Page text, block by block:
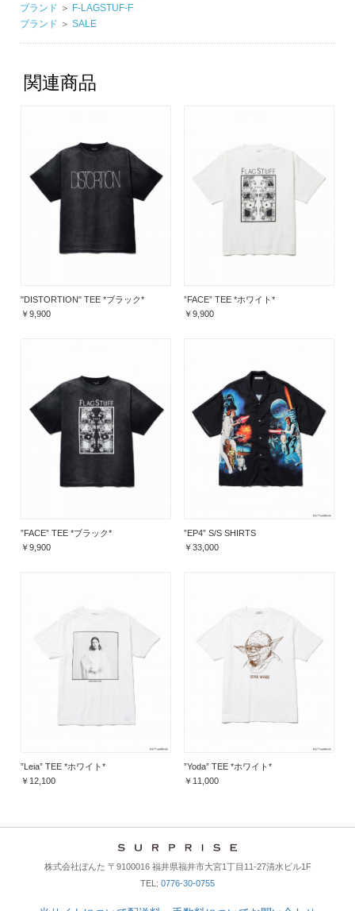
ブランド ＞ F-LAGSTUF-F
ブランド ＞ SALE
関連商品
"DISTORTION" TEE *ブラック*
￥9,900
”FACE” TEE *ホワイト*
￥9,900
”FACE” TEE *ブラック*
￥9,900
”EP4” S/S SHIRTS
￥33,000
”Leia” TEE *ホワイト*
￥12,100
”Yoda” TEE *ホワイト*
￥11,000
株式会社ぼんた 〒9100016 福井県福井市大宮1丁目11-27清水ビル1F
TEL: 0776-30-0755